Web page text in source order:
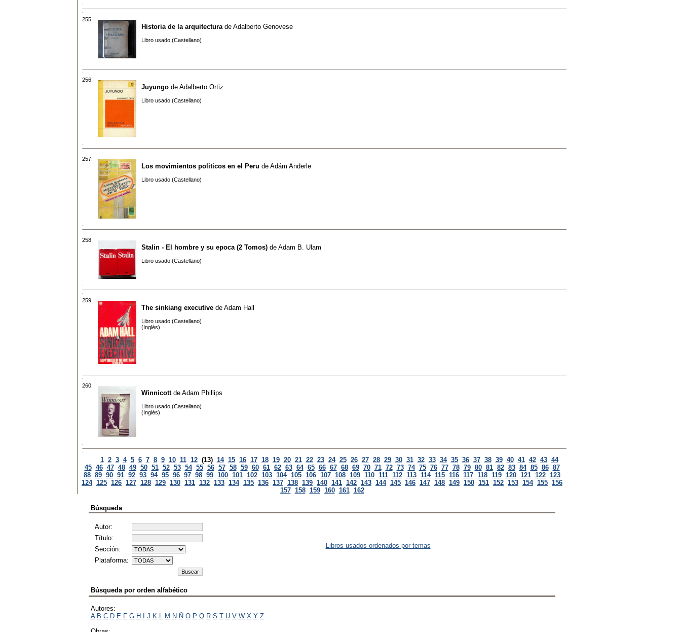
255.
Historia de la arquitectura de Adalberto Genovese
Libro usado (Castellano)
256.
Juyungo de Adalberto Ortiz
Libro usado (Castellano)
257.
Los movimientos politicos en el Peru de Adám Anderle
Libro usado (Castellano)
258.
Stalin - El hombre y su epoca (2 Tomos) de Adam B. Ulam
Libro usado (Castellano)
259.
The sinkiang executive de Adam Hall
Libro usado (Castellano)
(Inglés)
260.
Winnicottde Adam Phillips
Libro usado (Castellano)
(Inglés)
1 2 3 4 5 6 7 8 9 10 11 12 (13) 14 15 16 17 18 19 20 21 22 23 24 25 26 27 28 29 30 31 32 33 34 35 36 37 38 39 40 41 42 43 44
45 46 47 48 49 50 51 52 53 54 55 56 57 58 59 60 61 62 63 64 65 66 67 68 69 70 71 72 73 74 75 76 77 78 79 80 81 82 83 84 85 86 87
88 89 90 91 92 93 94 95 96 97 98 99 100 101 102 103 104 105 106 107 108 109 110 111 112 113 114 115 116 117 118 119 120 121 122 123
124 125 126 127 128 129 130 131 132 133 134 135 136 137 138 139 140 141 142 143 144 145 146 147 148 149 150 151 152 153 154 155 156
157 158 159 160 161 162
Búsqueda
Autor:
Título:
Sección:
Plataforma:
Libros usados ordenados por temas
Búsqueda por orden alfabético
Autores:
A B C D E F G H I J K L M N Ñ O P Q R S T U V W X Y Z